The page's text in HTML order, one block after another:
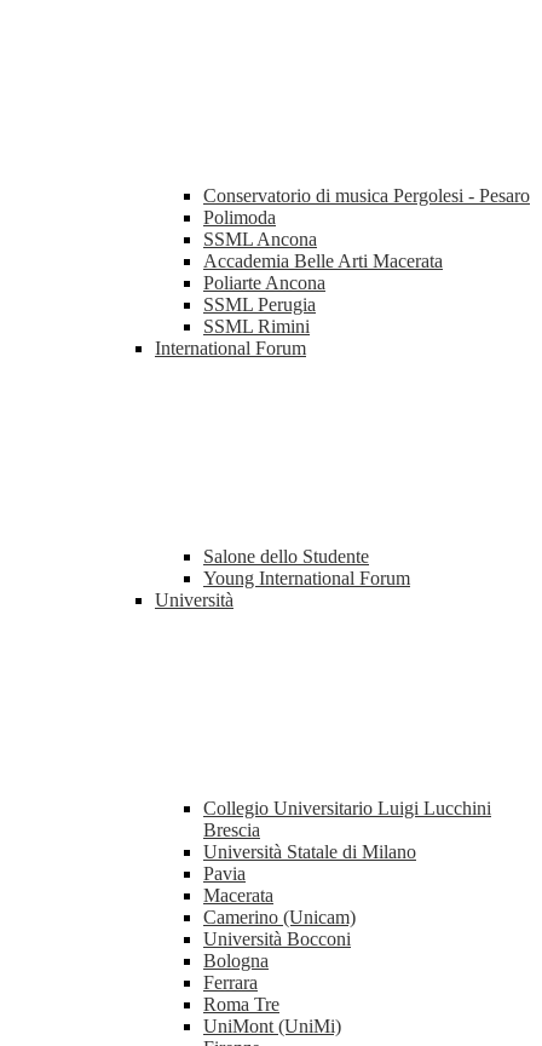
Conservatorio di musica Pergolesi - Pesaro
Polimoda
SSML Ancona
Accademia Belle Arti Macerata
Poliarte Ancona
SSML Perugia
SSML Rimini
International Forum
Salone dello Studente
Young International Forum
Università
Collegio Universitario Luigi Lucchini
Brescia
Università Statale di Milano
Pavia
Macerata
Camerino (Unicam)
Università Bocconi
Bologna
Ferrara
Roma Tre
UniMont (UniMi)